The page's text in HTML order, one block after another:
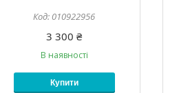
010922956
3 300 ₴
В наявності
Купити